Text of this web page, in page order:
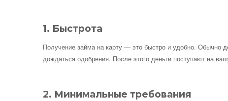
1. Быстрота
Получение займа на карту — это быстро и удобно. Обычно
дождаться одобрения. После этого деньги поступают на
2. Минимальные требования